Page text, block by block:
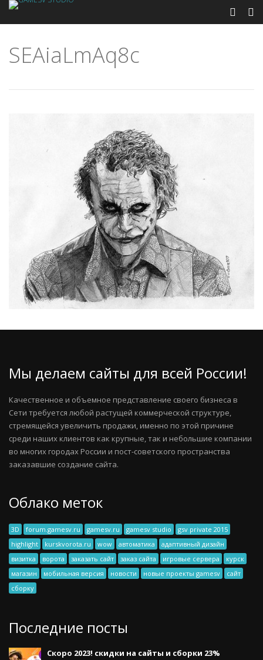
SEAiaLmAq8c
Мы делаем сайты для всей России!
Качественное и объемное представление своего бизнеса в
Сети требуется любой растущей коммерческой структуре,
стремящейся увеличить продажи, именно по этой причине
среди наших клиентов как крупные, так и небольшие компании
во многих городах России и пост-советского пространства
заказавшие создание сайта.
Облако меток
3D forum.gamesv.ru gamesv.ru gamesv studio
gsv private 2015
highlight
kurskvorota.ru wow автоматика
адаптивный дизайн
визитка
ворота заказать сайт заказ сайта игровые сервера
курск
магазин
мобильная версия новости новые проекты gamesv
сайт
сборку
Последние посты
Скоро 2023! скидки на сайты и сборки 23%